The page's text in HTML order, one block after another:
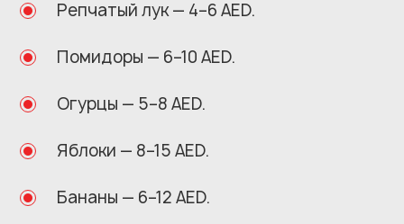
Репчатый лук — 4–6 AED.
Помидоры — 6–10 AED.
Огурцы — 5–8 AED.
Яблоки — 8–15 AED.
Бананы — 6–12 AED.